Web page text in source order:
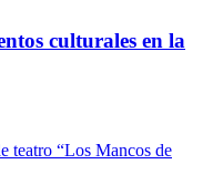
culturales en la